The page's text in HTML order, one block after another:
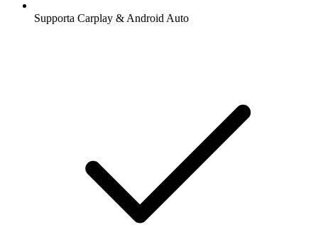
Supporta Carplay & Android Auto